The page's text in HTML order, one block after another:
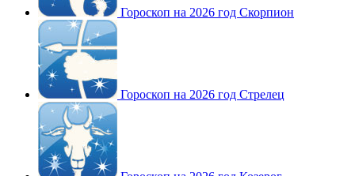
Гороскоп на 2026 год Скорпион
Гороскоп на 2026 год Стрелец